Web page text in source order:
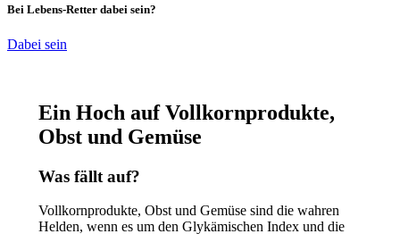
Bei Lebens-Retter dabei sein?
Dabei sein
Ein Hoch auf Vollkornprodukte,
Obst und Gemüse
Was fällt auf?
Vollkornprodukte, Obst und Gemüse sind die wahren
Helden, wenn es um den Glykämischen Index und die